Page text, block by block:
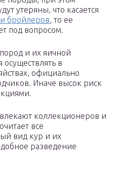
утеряны, что касается
бройлеров, то ее
под вопросом.
и их яичной
в
официально
Иначе высок риск
коллекционеров и
все
вид кур и их
разведение